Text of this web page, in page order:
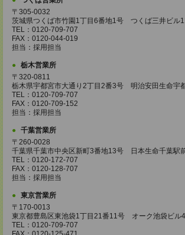
〒305-0032
茨城県つくば市竹園1丁目6番地1号 つくば三井ビル
TEL：0120-709-707
FAX：0120-044-019
担当：採用担当
栃木営業所
〒320-0811
栃木県宇都宮市大通り2丁目2番3号 明治安田生命宇
TEL：0120-709-707
FAX：0120-709-152
担当：採用担当
千葉営業所
〒260-0028
千葉県千葉市中央区新町3番地13号 日本生命千葉駅
TEL：0120-172-707
FAX：0120-128-707
担当：採用担当
東京営業所
〒170-0013
東京都豊島区東池袋1丁目21番11号 オーク池袋ビル
TEL：0120-709-707